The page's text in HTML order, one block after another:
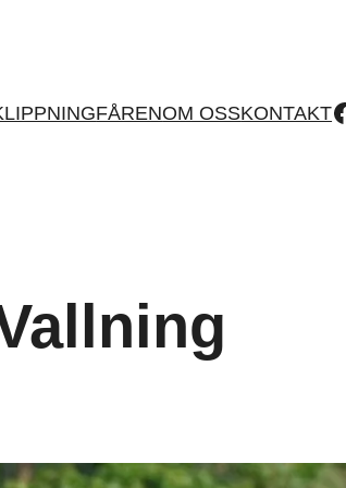
FÅRENOM OSSKONTAKTFacebook